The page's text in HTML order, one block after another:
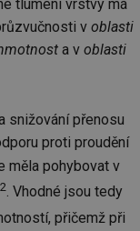
tlumení vrstvy má
v oblasti
a v oblasti
snižování přenosu
proti proudění
měla pohybovat v
. Vhodné jsou tedy
přičemž při